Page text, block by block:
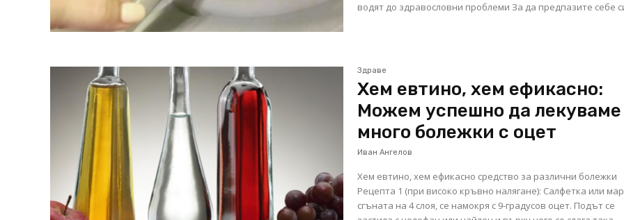
водят до здравословни проблеми За да предпазите себе
Здраве
Хем евтино, хем ефикасно:
Можем успешно да лекуваме
много болежки с оцет
Иван Ангелов
Хем евтино, хем ефикасно средство за различни болежки
Рецепта 1 (при високо кръвно налягане): Салфетка или
сгъната на 4 слоя, се намокря с 9-градусов оцет. Подът се